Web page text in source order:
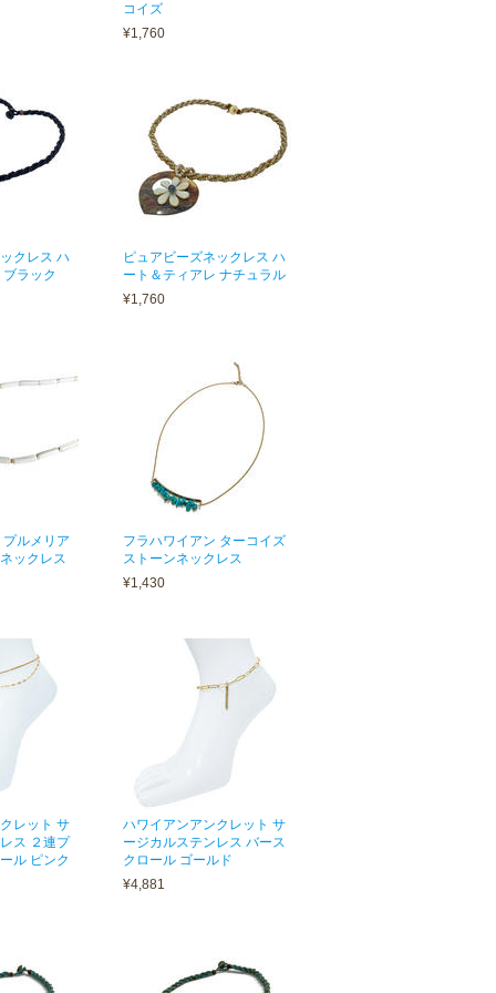
コイズ
¥1,760
クレス ハ
ラック
ピュアビーズネックレス ハ
ート＆ティアレ ナチュラル
¥1,760
ルメリア
ックレス
フラハワイアン ターコイズ
ストーンネックレス
¥1,430
レット サ
ス ２連プ
ル ピンク
ハワイアンアンクレット サ
ージカルステンレス バース
クロール ゴールド
¥4,881